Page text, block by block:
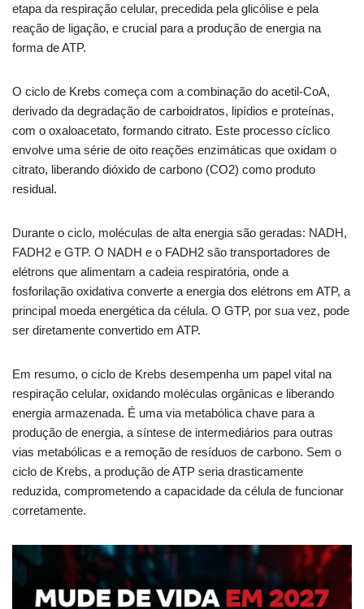
etapa da respiração celular, precedida pela glicólise e pela
reação de ligação, e crucial para a produção de energia na
forma de ATP.
O ciclo de Krebs começa com a combinação do acetil-CoA,
derivado da degradação de carboidratos, lipídios e proteínas,
com o oxaloacetato, formando citrato. Este processo cíclico
envolve uma série de oito reações enzimáticas que oxidam o
citrato, liberando dióxido de carbono (CO2) como produto
residual.
Durante o ciclo, moléculas de alta energia são geradas: NADH,
FADH2 e GTP. O NADH e o FADH2 são transportadores de
elétrons que alimentam a cadeia respiratória, onde a
fosforilação oxidativa converte a energia dos elétrons em ATP, a
principal moeda energética da célula. O GTP, por sua vez, pode
ser diretamente convertido em ATP.
Em resumo, o ciclo de Krebs desempenha um papel vital na
respiração celular, oxidando moléculas orgânicas e liberando
energia armazenada. É uma via metabólica chave para a
produção de energia, a síntese de intermediários para outras
vias metabólicas e a remoção de resíduos de carbono. Sem o
ciclo de Krebs, a produção de ATP seria drasticamente
reduzida, comprometendo a capacidade da célula de funcionar
corretamente.